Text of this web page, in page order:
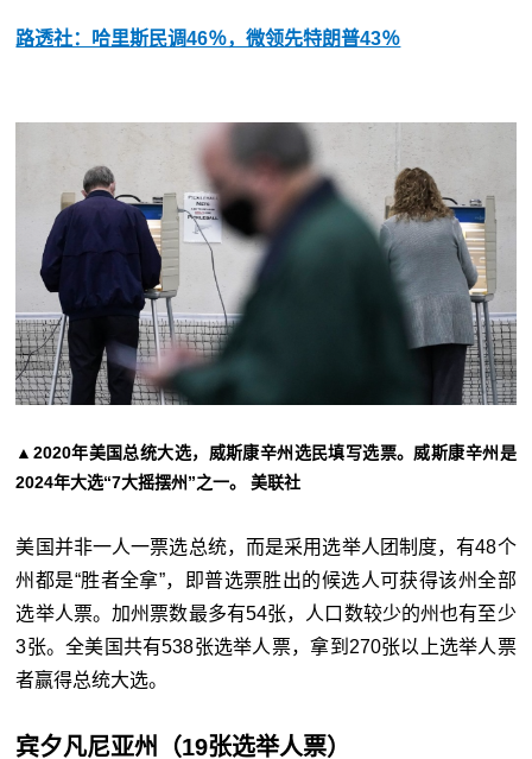
路透社：哈里斯民调46％，微领先特朗普43％
▲2020年美国总统大选，威斯康辛州选民填写选票。威斯康辛州是
2024年大选“7大摇摆州”之一。 美联社
美国并非一人一票选总统，而是采用选举人团制度，有48个
州都是“胜者全拿”，即普选票胜出的候选人可获得该州全部
选举人票。加州票数最多有54张，人口数较少的州也有至少
3张。全美国共有538张选举人票，拿到270张以上选举人票
者赢得总统大选。
宾夕凡尼亚州（19张选举人票）